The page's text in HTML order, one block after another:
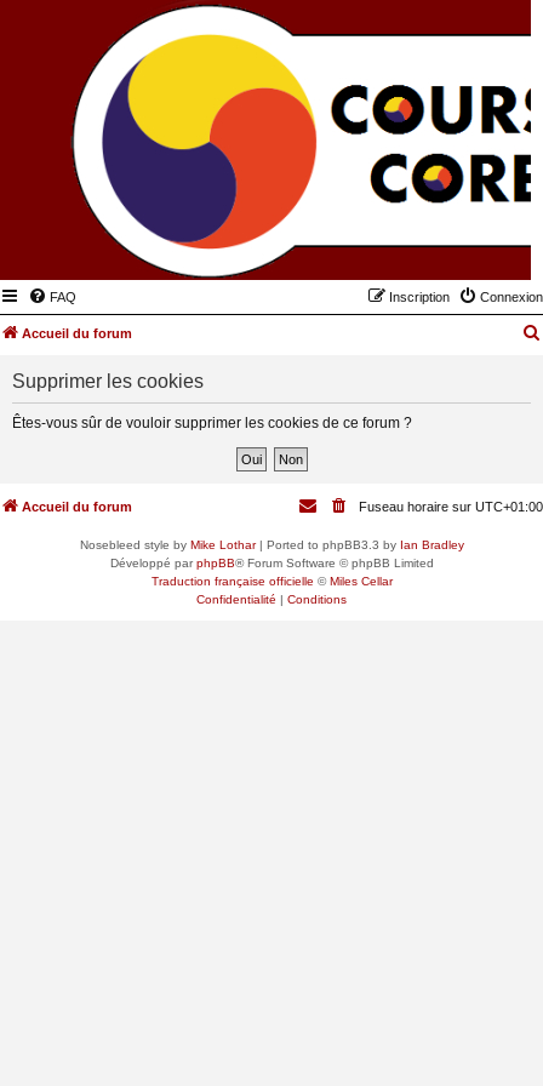
FAQ Connexion
Inscription
Accueil du forum
Supprimer les cookies
Êtes-vous sûr de vouloir supprimer les cookies de ce forum ?
Accueil du forum Fuseau horaire sur UTC+01:00
Nosebleed style by Mike Lothar| Ported to phpBB3.3 by Ian Bradley
Développé parphpBB® Forum Software © phpBB Limited
Traduction française officielle ©Miles Cellar
Confidentialité | Conditions